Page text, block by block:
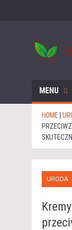
MENU
HOME |
URODA
Kremy